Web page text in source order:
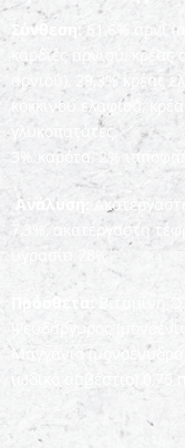
Σύνθεση:
61,6% αρνί
καρδιές αρνιού,
αρνιού), 29,3% κρέας
κόκκινου ελαφιού,
γλυκοπατάτες,
3% καρότα, 2%
Ανάλυση:
7,3%, ακατέργαστη
υγρασία 78%
Πρόσθετα:
Βιταμίνη
Ψευδάργυρος
Μαγγάνιο (μονοένυδρο
ιωδικό ασβέστιο) 0,75